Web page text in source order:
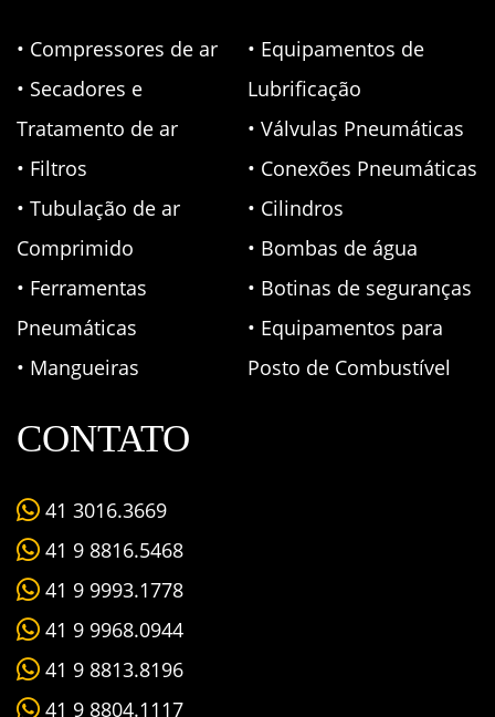
• Compressores de ar
• Secadores e
Tratamento de ar
• Filtros
• Tubulação de ar
Comprimido
• Ferramentas
Pneumáticas
• Mangueiras
• Equipamentos de
Lubrificação
• Válvulas Pneumáticas
• Conexões Pneumáticas
• Cilindros
• Bombas de água
• Botinas de seguranças
• Equipamentos para
Posto de Combustível
CONTATO
41 3016.3669
41 9 8816.5468
41 9 9993.1778
41 9 9968.0944
41 9 8813.8196
41 9 8804.1117